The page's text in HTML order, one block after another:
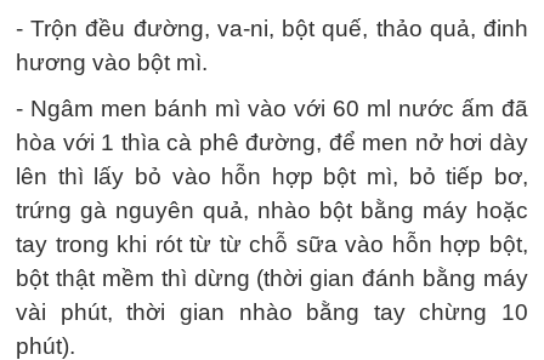
- Trộn đều đường, va-ni, bột quế, thảo quả, đinh
hương vào bột mì.
- Ngâm men bánh mì vào với 60 ml nước ấm đã
hòa với 1 thìa cà phê đường, để men nở hơi dày
lên thì lấy bỏ vào hỗn hợp bột mì, bỏ tiếp bơ,
trứng gà nguyên quả, nhào bột bằng máy hoặc
tay trong khi rót từ từ chỗ sữa vào hỗn hợp bột,
bột thật mềm thì dừng (thời gian đánh bằng máy
vài phút, thời gian nhào bằng tay chừng 10
phút).